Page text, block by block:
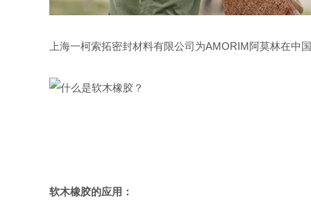
上海一柯索拓密封材料有限公司为AMORIM阿莫林在中
软木橡胶的应用：